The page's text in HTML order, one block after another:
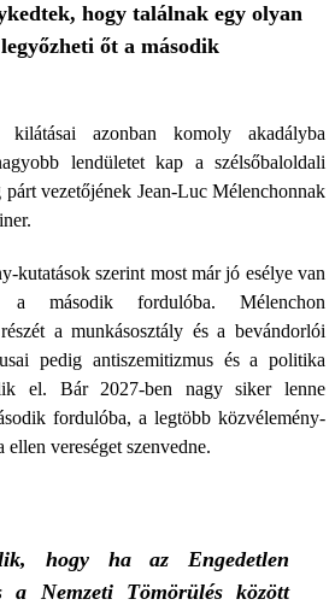
hogy találnak egy olyan
őt a második
kilátásai azonban komoly akadályba
lendületet kap a szélsőbaloldali
párt vezetőjének Jean-Luc Mélenchonnak
kutatások szerint most már jó esélye van
második fordulóba. Mélenchon
a munkásosztály és a bevándorlói
pedig antiszemitizmus és a politika
el. Bár 2027-ben nagy siker lenne
fordulóba, a legtöbb közvélemény-
vereséget szenvedne.
hogy ha az Engedetlen
a Nemzeti Tömörülés között